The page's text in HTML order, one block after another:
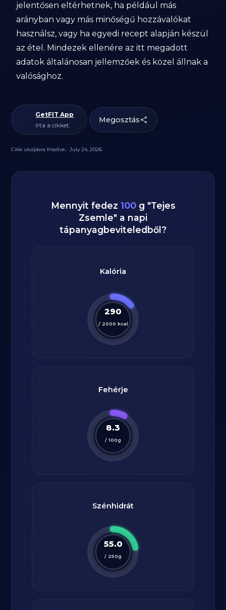
jelentősen eltérhetnek, ha például más
arányban vagy más minőségű hozzávalókat
használsz, vagy ha egyedi recept alapján készül
az étel. Mindezek ellenére az itt megadott
adatok általánosan jellemzőek és közel állnak a
valósághoz.
GetFIT App
írta a cikket.
Megosztás
Cikk utoljásra frissítve.: July 24, 2026
Mennyit fedez 100 g "Tejes
Zsemle" a napi
tápanyagbeviteledből?
Kalória
290
/ 2000 kcal
Fehérje
8.3
/ 100g
Szénhidrát
55.0
/ 250g